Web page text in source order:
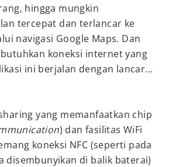
hingga mungkin
tercepat dan terlancar ke
navigasi Google Maps. Dan
koneksi internet yang
ini berjalan dengan lancar...
yang memanfaatkan chip
) dan fasilitas WiFi
koneksi NFC (seperti pada
disembunyikan di balik baterai)